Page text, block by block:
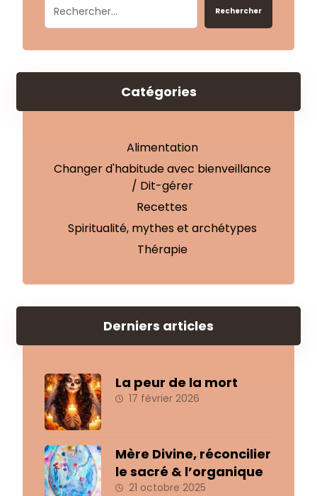
Rechercher
Catégories
Alimentation
Changer d'habitude avec bienveillance
/ Dit-gérer
Recettes
Spiritualité, mythes et archétypes
Thérapie
Derniers articles
La peur de la mort
17 février 2026
Mère Divine, réconcilier
le sacré & l’organique
21 octobre 2025